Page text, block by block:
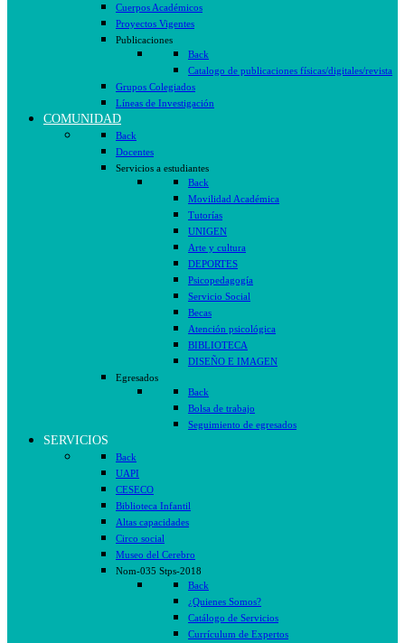
Cuerpos Académicos
Proyectos Vigentes
Publicaciones
Back
Catalogo de publicaciones físicas/digitales/revista
Grupos Colegiados
Líneas de Investigación
COMUNIDAD
Back
Docentes
Servicios a estudiantes
Back
Movilidad Académica
Tutorías
UNIGEN
Arte y cultura
DEPORTES
Psicopedagogía
Servicio Social
Becas
Atención psicológica
BIBLIOTECA
DISEÑO E IMAGEN
Egresados
Back
Bolsa de trabajo
Seguimiento de egresados
SERVICIOS
Back
UAPI
CESECO
Biblioteca Infantil
Altas capacidades
Circo social
Museo del Cerebro
Nom-035 Stps-2018
Back
¿Quienes Somos?
Catálogo de Servicios
Currículum de Expertos